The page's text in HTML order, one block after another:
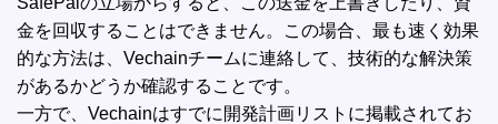
金を回収することはできません。この場合、最も速く効果
的な方法は、Vechainチームに連絡して、技術的な解決策
があるかどうか確認することです。
一方で、Vechainはすでに開発計画リストに掲載されてお